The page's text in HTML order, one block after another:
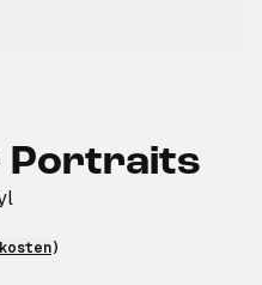
Portraits
)